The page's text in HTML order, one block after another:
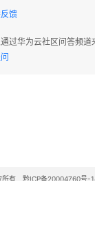
馈
过华为云社区问答频道
有 黔ICP备20004760号-